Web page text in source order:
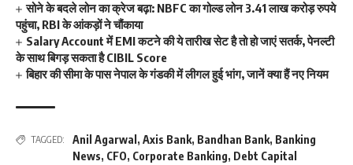
सोने के बदले लोन का क्रेज बढ़ा: NBFC का गोल्ड लोन 3.41 लाख करोड़ रुपये
पहुंचा, RBI के आंकड़ों ने चौंकाया
Salary Account में EMI कटने की ये तारीख सेट है तो हो जाएं सतर्क, पेनल्टी
के साथ बिगड़ सकता है CIBIL Score
बिहार की सीमा के पास नेपाल के गंडकी में लीगल हुई भांग, जानें क्या हैं नए नियम
TAGGED: Anil Agarwal , Axis Bank, Bandhan Bank, Banking
News, CFO, Corporate Banking, Debt Capital